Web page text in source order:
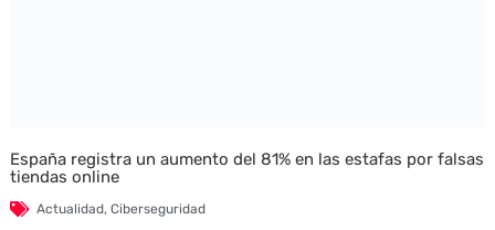
España registra un aumento del 81% en las estafas por falsas
tiendas online
Actualidad, Ciberseguridad